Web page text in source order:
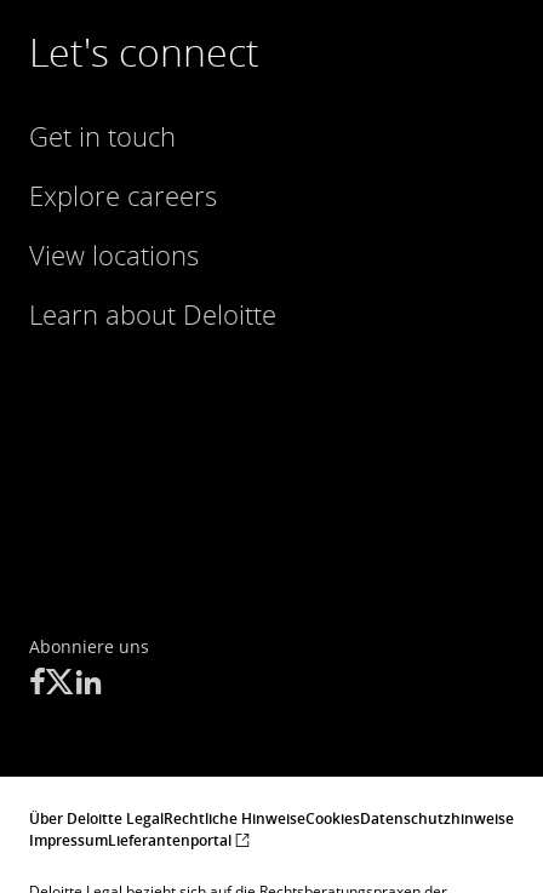
Let's connect
Get in touch
Explore careers
View locations
Learn about Deloitte
Abonniere uns
Über Deloitte LegalRechtliche HinweiseCookiesDatenschutzhinweise
ImpressumLieferantenportal